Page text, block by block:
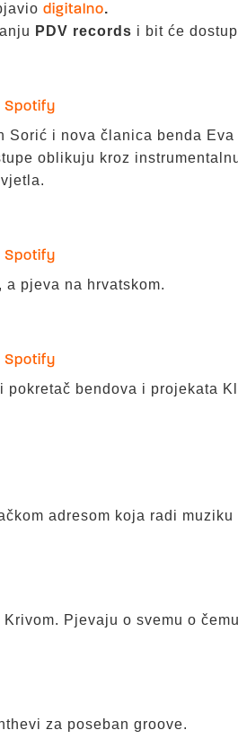
digitalno.
PDV records i bit će
Spotify
Sorić i nova članica benda
oblikuju kroz
Spotify
pjeva na hrvatskom.
Spotify
pokretač bendova i projekata
adresom koja radi muziku
Pjevaju o svemu o
za poseban groove.